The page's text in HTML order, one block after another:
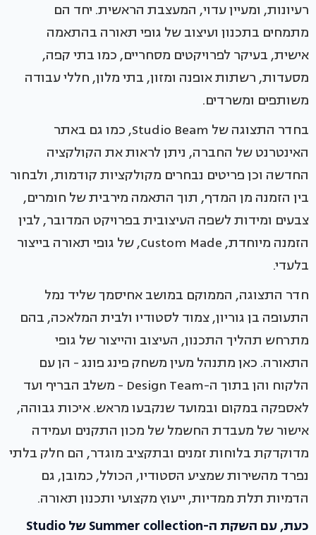
רעיונות, ומעיין עדוי, המעצבת הראשית. יחד הם
מתמחים בתכנון ועיצוב של גופי תאורה בהתאמה
אישית, בעיקר לפרויקטים מסחריים, כמו בתי קפה,
מסעדות, רשתות אופנה ומזון, בתי מלון, חללי עבודה
משותפים ומשרדים.
בחדר התצוגה של Studio Beam, כמו גם באתר
האינטרנט של החברה, ניתן לראות את הקולקציה
החדשה וכן פריטים נבחרים מקולקציות קודמות, ולבחור
בין הזמנה מן המדף, תוך התאמה מירבית של חומרים,
צבעים ומידות לשפה העיצובית בפרויקט המדובר, לבין
הזמנה מיוחדת, Custom Made, של גופי תאורה בייצור
בלעדי.
חדר התצוגה, הממוקם במושב אחיסמך שליד נמל
התעופה בן גוריון, צמוד לסטודיו ולבית המלאכה, בהם
מתרחש תהליך התכנון, העיצוב והייצור של גופי
התאורה. כאן מתנהל מעין משחק פינג פונג - הן עם
הלקוח והן בתוך ה-Design Team - משלב הבריף ועד
לאספקה במקום ובמועד שנקבעו מראש. איכות גבוהה,
אישור של מעבדת החשמל של מכון התקנים ועמידה
מדוקדקת בלוחות זמנים ובתקציב מוגדר, הם חלק בלתי
נפרד מהשירות שמציע הסטודיו, הכולל, כמובן, גם
הדמיות תלת ממדיות, ייעוץ מקצועי ותכנון תאורה.
כעת, עם השקת ה-Summer collection של Studio